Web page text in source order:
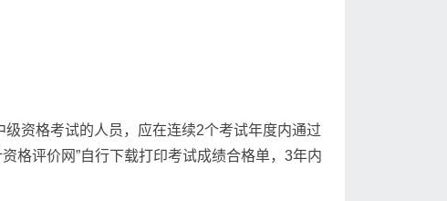
资格考试的人员，应在连续2个考试年度内通过
格评价网”自行下载打印考试成绩合格单，3年内